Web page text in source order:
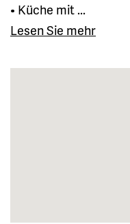
• Küche mit ...
Lesen Sie mehr